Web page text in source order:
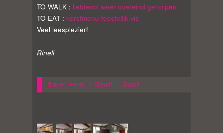
TO WALK : liefdevol weer overeind geholpen
TO EAT : kerstmenu feestelijk vis
Veel leesplezier!
Rinell
Blader: Home / Gaudi / Gaudi